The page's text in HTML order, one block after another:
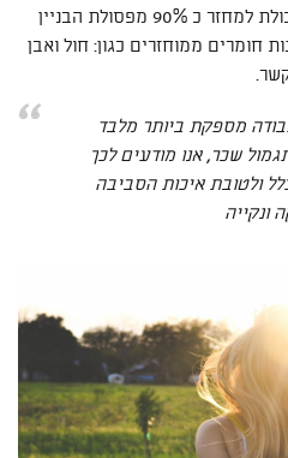
לוועדות המקומיות, לחברה יש יכולת למחזר כ 90% מפסולת הבניין
חומרים ממוחזרים כגון: חול ואבן
מספקת ביותר מלבד
שכר, אנו מודעים לכך
ולטובת איכות הסביבה
ונקייה